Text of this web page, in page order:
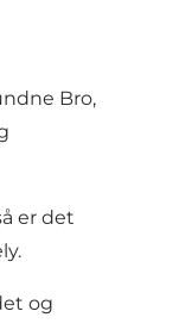
Bro,
er det
og